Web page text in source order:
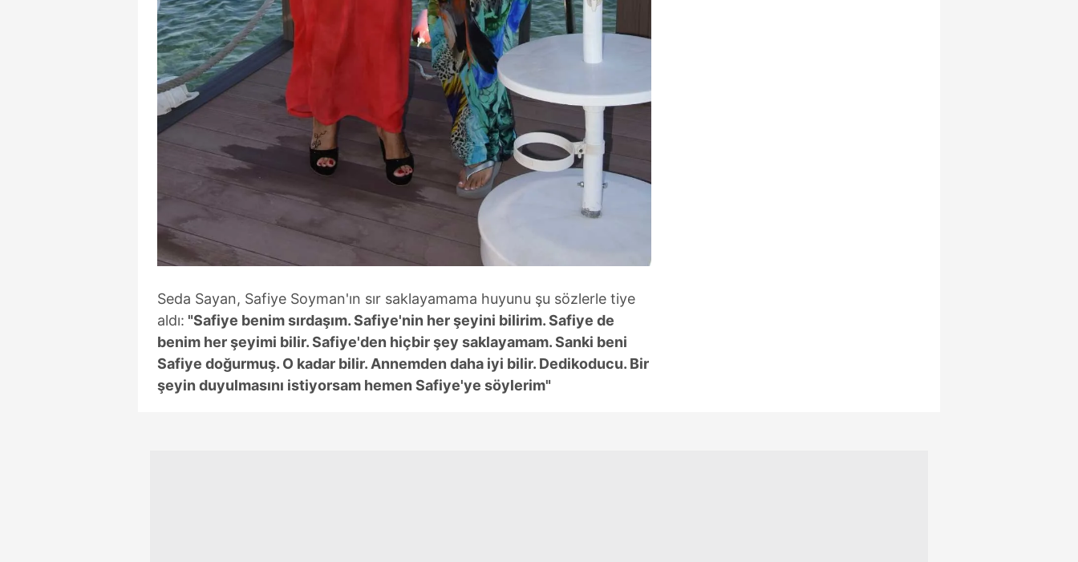
Seda Sayan, Safiye Soyman'ın sır saklayamama huyunu şu sözlerle tiye
aldı: "Safiye benim sırdaşım. Safiye'nin her şeyini bilirim. Safiye de
benim her şeyimi bilir. Safiye'den hiçbir şey saklayamam. Sanki beni
Safiye doğurmuş. O kadar bilir. Annemden daha iyi bilir. Dedikoducu. Bir
şeyin duyulmasını istiyorsam hemen Safiye'ye söylerim"